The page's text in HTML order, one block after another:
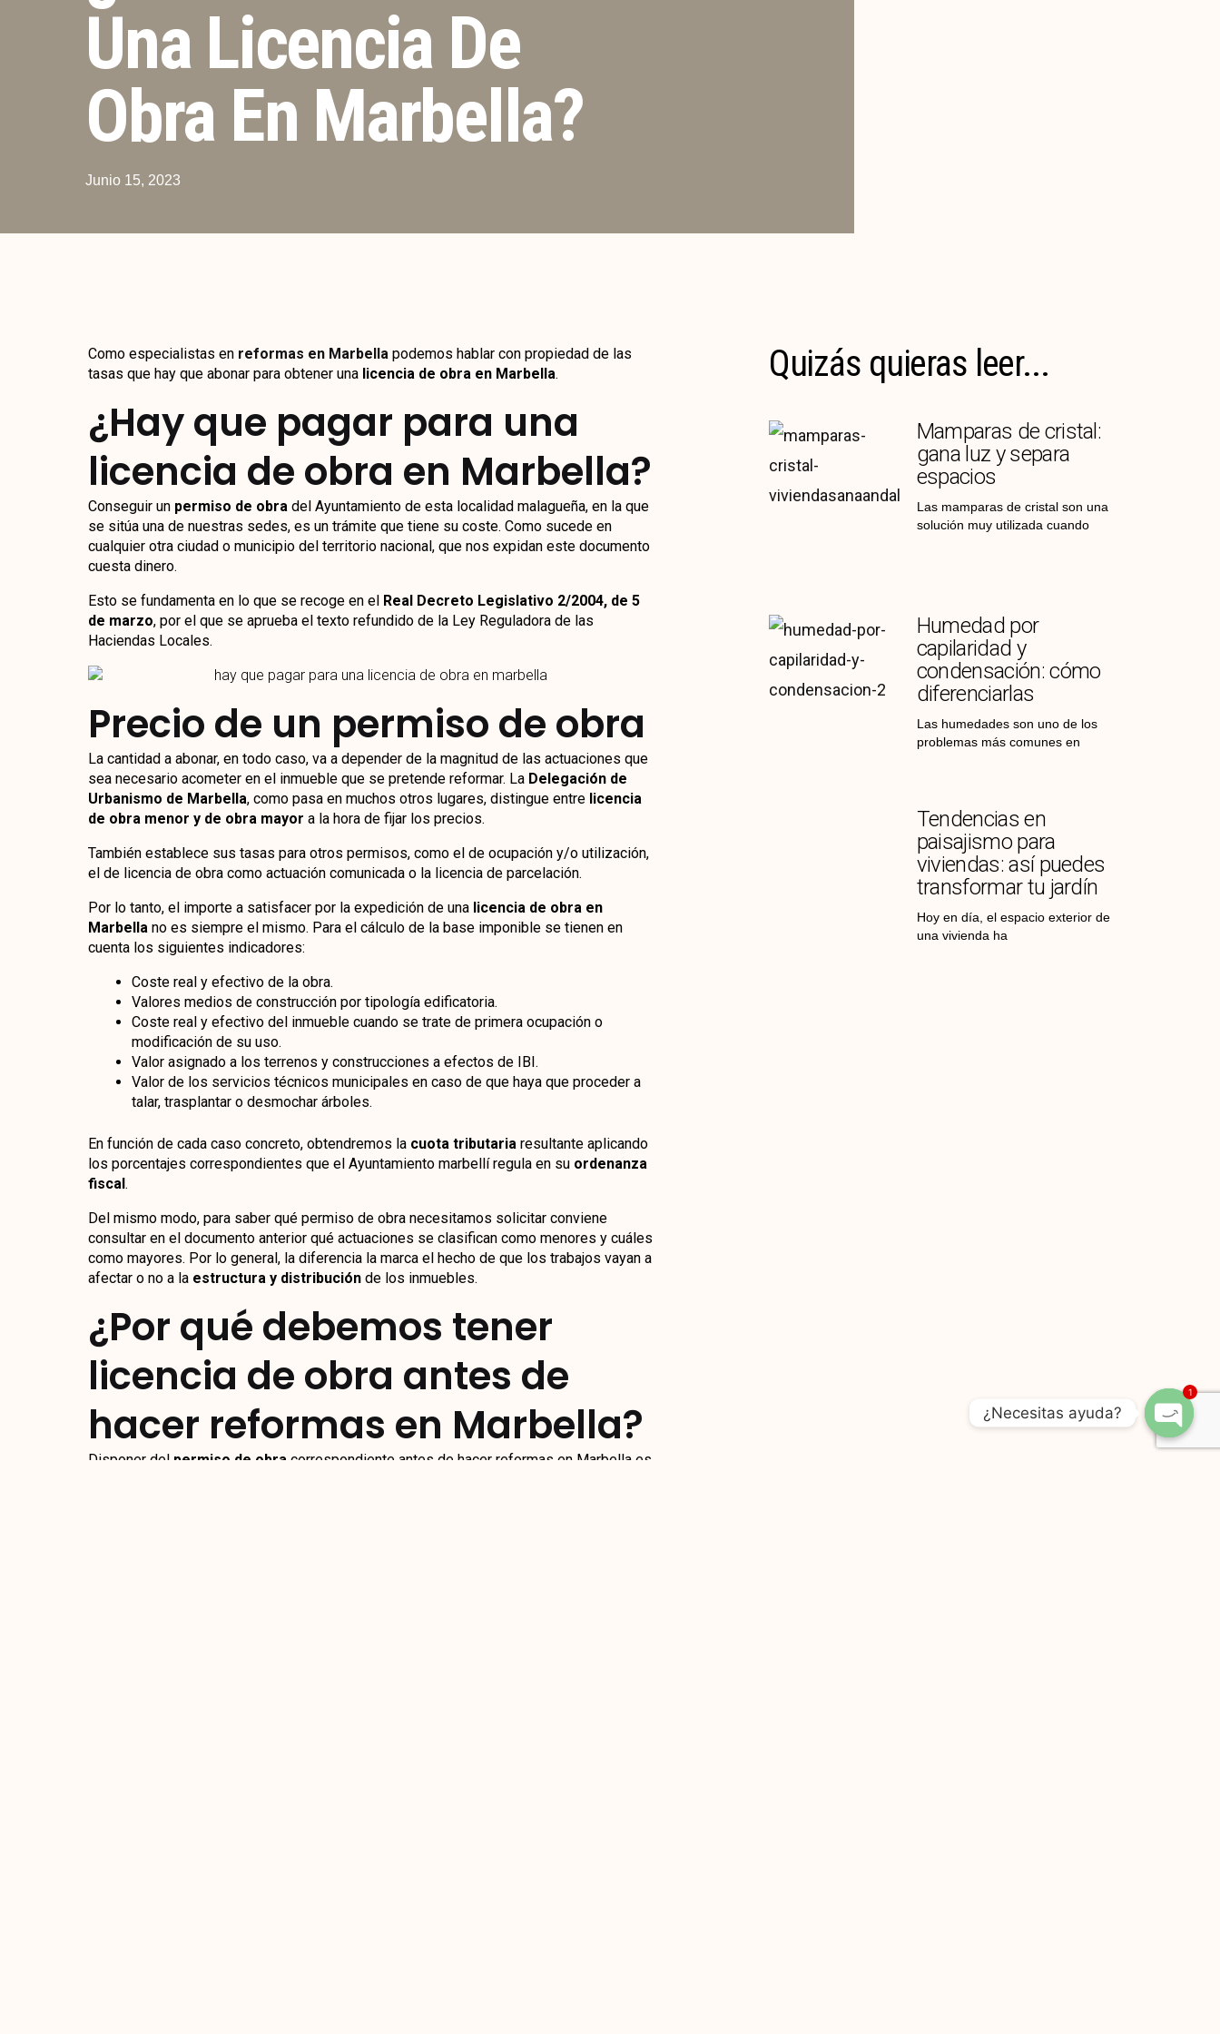
Una Licencia De
Obra En Marbella?
Junio 15, 2023
Como especialistas en reformas en Marbellapodemos hablar con propiedad de las
tasas que hay que abonar para obtener una licencia de obra en Marbella.
¿Hay que pagar para una
licencia de obra en Marbella?
Conseguir un permiso de obradel Ayuntamiento de esta localidad malagueña, en la que
se sitúa una de nuestras sedes, es un trámite que tiene su coste. Como sucede en
cualquier otra ciudad o municipio del territorio nacional, que nos expidan este documento
cuesta dinero.
Esto se fundamenta en lo que se recoge en el Real Decreto Legislativo 2/2004, de 5
de marzo, por el que se aprueba el texto refundido de la Ley Reguladora de las
Haciendas Locales.
Precio de un permiso de obra
La cantidad a abonar, en todo caso, va a depender de la magnitud de las actuaciones que
sea necesario acometer en el inmueble que se pretende reformar. La Delegación de
Urbanismo de Marbella, como pasa en muchos otros lugares, distingue entre licencia
de obra menor y de obra mayor a la hora de fijar los precios.
También establece sus tasas para otros permisos, como el de ocupación y/o utilización,
el de licencia de obra como actuación comunicada o la licencia de parcelación.
Por lo tanto, el importe a satisfacer por la expedición de una licencia de obra en
Marbellano es siempre el mismo. Para el cálculo de la base imponible se tienen en
cuenta los siguientes indicadores:
Coste real y efectivo de la obra.
Valores medios de construcción por tipología edificatoria.
Coste real y efectivo del inmueble cuando se trate de primera ocupación o
modificación de su uso.
Valor asignado a los terrenos y construcciones a efectos de IBI.
Valor de los servicios técnicos municipales en caso de que haya que proceder a
talar, trasplantar o desmochar árboles.
En función de cada caso concreto, obtendremos la cuota tributariaresultante aplicando
los porcentajes correspondientes que el Ayuntamiento marbellí regula en su ordenanza
fiscal.
Del mismo modo, para saber qué permiso de obra necesitamos solicitar conviene
consultar en el documento anterior qué actuaciones se clasifican como menores y cuáles
como mayores. Por lo general, la diferencia la marca el hecho de que los trabajos vayan a
afectar o no a la estructura y distribuciónde los inmuebles.
¿Por qué debemos tener
licencia de obra antes de
hacer reformas en Marbella?
Disponer del permiso de obra correspondiente antes de hacer reformas en Marbella es
Quizás quieras leer...
Mamparas de cristal:
gana luz y separa
espacios
Las mamparas de cristal son una
solución muy utilizada cuando
Humedad por
capilaridad y
condensación: cómo
diferenciarlas
Las humedades son uno de los
problemas más comunes en
Tendencias en
paisajismo para
viviendas: así puedes
transformar tu jardín
Hoy en día, el espacio exterior de
una vivienda ha
¿Necesitas ayuda?
Open
1